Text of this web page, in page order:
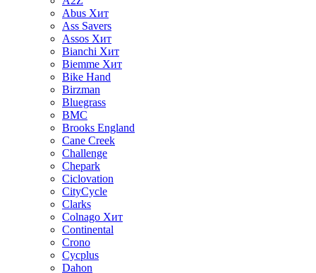
Abus Хит
Ass Savers
Assos Хит
Bianchi Хит
Biemme Хит
Bike Hand
Birzman
Bluegrass
BMC
Brooks England
Cane Creek
Challenge
Chepark
Ciclovation
CityCycle
Clarks
Colnago Хит
Continental
Crono
Cycplus
Dahon